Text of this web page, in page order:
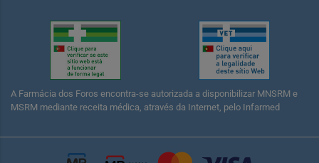
A Farmácia dos Foros encontra-se autorizada a disponibilizar MNSRM e
MSRM mediante receita médica, através da Internet, pelo Infarmed